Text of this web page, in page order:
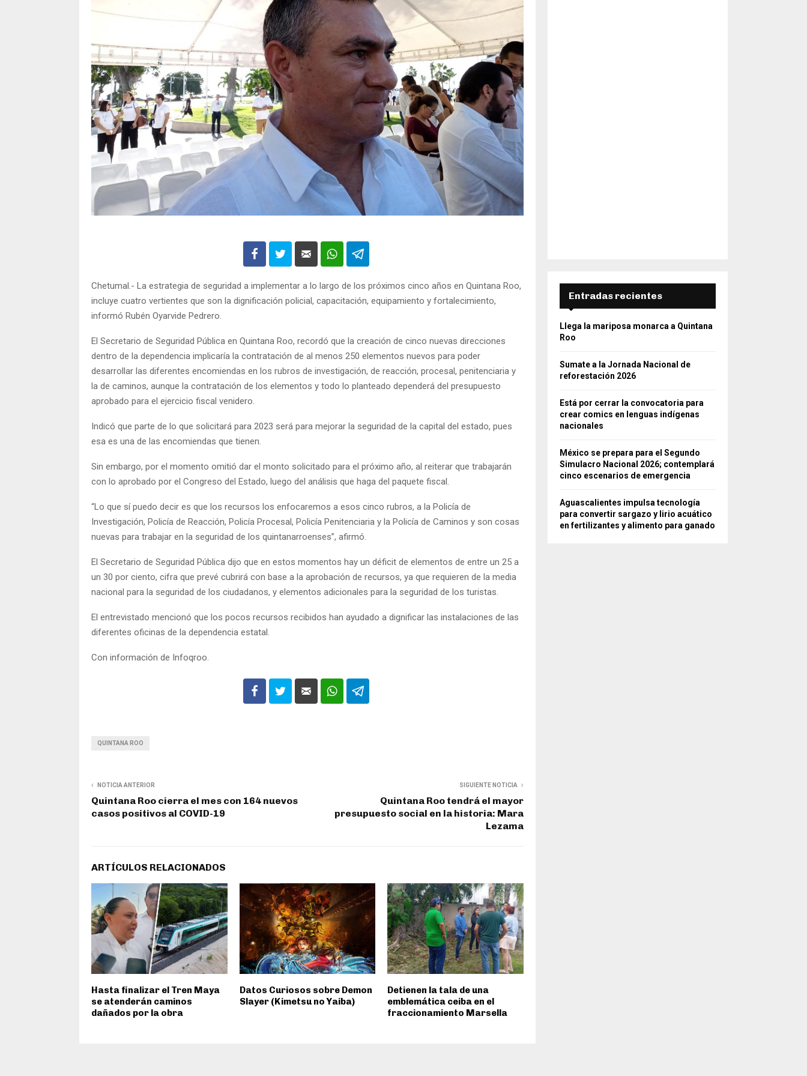
Chetumal.- La estrategia de seguridad a implementar a lo largo de los próximos cinco años en Quintana Roo,
incluye cuatro vertientes que son la dignificación policial, capacitación, equipamiento y fortalecimiento,
informó Rubén Oyarvide Pedrero.
El Secretario de Seguridad Pública en Quintana Roo, recordó que la creación de cinco nuevas direcciones
dentro de la dependencia implicaría la contratación de al menos 250 elementos nuevos para poder
desarrollar las diferentes encomiendas en los rubros de investigación, de reacción, procesal, penitenciaria y
la de caminos, aunque la contratación de los elementos y todo lo planteado dependerá del presupuesto
aprobado para el ejercicio fiscal venidero.
Indicó que parte de lo que solicitará para 2023 será para mejorar la seguridad de la capital del estado, pues
esa es una de las encomiendas que tienen.
Sin embargo, por el momento omitió dar el monto solicitado para el próximo año, al reiterar que trabajarán
con lo aprobado por el Congreso del Estado, luego del análisis que haga del paquete fiscal.
“Lo que sí puedo decir es que los recursos los enfocaremos a esos cinco rubros, a la Policía de
Investigación, Policía de Reacción, Policía Procesal, Policía Penitenciaria y la Policía de Caminos y son cosas
nuevas para trabajar en la seguridad de los quintanarroenses”, afirmó.
El Secretario de Seguridad Pública dijo que en estos momentos hay un déficit de elementos de entre un 25 a
un 30 por ciento, cifra que prevé cubrirá con base a la aprobación de recursos, ya que requieren de la media
nacional para la seguridad de los ciudadanos, y elementos adicionales para la seguridad de los turistas.
El entrevistado mencionó que los pocos recursos recibidos han ayudado a dignificar las instalaciones de las
diferentes oficinas de la dependencia estatal.
Con información de Infoqroo.
QUINTANA ROO
NOTICIA ANTERIOR
Quintana Roo cierra el mes con 164 nuevos
casos positivos al COVID-19
SIGUIENTE NOTICIA
Quintana Roo tendrá el mayor
presupuesto social en la historia: Mara
Lezama
ARTÍCULOS RELACIONADOS
Hasta finalizar el Tren Maya
se atenderán caminos
dañados por la obra
Datos Curiosos sobre Demon
Slayer (Kimetsu no Yaiba)
Detienen la tala de una
emblemática ceiba en el
fraccionamiento Marsella
Entradas recientes
Llega la mariposa monarca a Quintana
Roo
Sumate a la Jornada Nacional de
reforestación 2026
Está por cerrar la convocatoria para
crear comics en lenguas indígenas
nacionales
México se prepara para el Segundo
Simulacro Nacional 2026; contemplará
cinco escenarios de emergencia
Aguascalientes impulsa tecnología
para convertir sargazo y lirio acuático
en fertilizantes y alimento para ganado